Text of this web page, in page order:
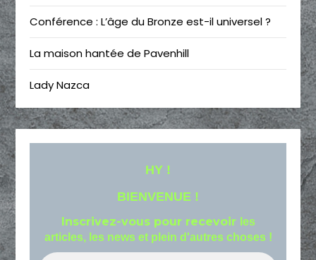
Conférence : L’âge du Bronze est-il universel ?
La maison hantée de Pavenhill
Lady Nazca
HY !
BIENVENUE !
Inscrivez-vous pour recevoir les
articles, les news et plein d'autres choses !